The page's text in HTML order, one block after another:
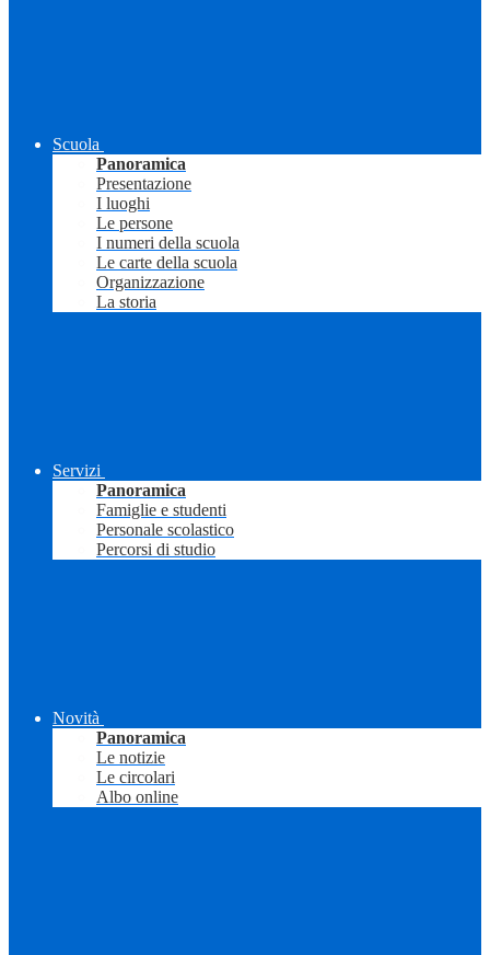
Scuola
Panoramica
Presentazione
I luoghi
Le persone
I numeri della scuola
Le carte della scuola
Organizzazione
La storia
Servizi
Panoramica
Famiglie e studenti
Personale scolastico
Percorsi di studio
Novità
Panoramica
Le notizie
Le circolari
Albo online